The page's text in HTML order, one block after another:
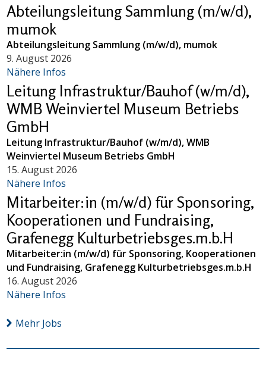
Abteilungsleitung Sammlung (m/w/d),
mumok
Abteilungsleitung Sammlung (m/w/d), mumok
9. August 2026
Nähere Infos
Leitung Infrastruktur/Bauhof (w/m/d),
WMB Weinviertel Museum Betriebs
GmbH
Leitung Infrastruktur/Bauhof (w/m/d), WMB
Weinviertel Museum Betriebs GmbH
15. August 2026
Nähere Infos
Mitarbeiter:in (m/w/d) für Sponsoring,
Kooperationen und Fundraising,
Grafenegg Kulturbetriebsges.m.b.H
Mitarbeiter:in (m/w/d) für Sponsoring, Kooperationen
und Fundraising, Grafenegg Kulturbetriebsges.m.b.H
16. August 2026
Nähere Infos
Mehr Jobs